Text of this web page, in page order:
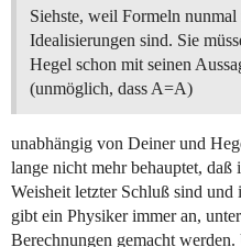
Siehste, weil Formeln
Idealisierungen sind. Sie
Hegel schon mit seinen
(unmöglich, dass A=A)
unabhängig von Deiner und
lange nicht mehr behauptet,
Weisheit letzter Schluß sind
gibt ein Physiker immer an,
Berechnungen gemacht